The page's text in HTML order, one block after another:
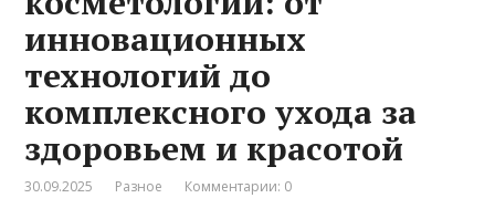
инновационных
технологий до
комплексного ухода за
здоровьем и красотой
30.09.2025 Разное Комментарии: 0